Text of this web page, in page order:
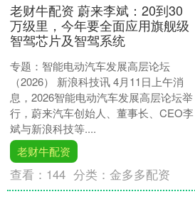
老财牛配资 蔚来李斌：20到30
万级里，今年要全面应用旗舰级
智驾芯片及智驾系统
专题：智能电动汽车发展高层论坛
（2026） 新浪科技讯 4月11日上午消
息，2026智能电动汽车发展高层论坛举
行，蔚来汽车创始人、董事长、CEO李
斌与新浪科技等....
老财牛配资
查看： 144 分类：金多多配资